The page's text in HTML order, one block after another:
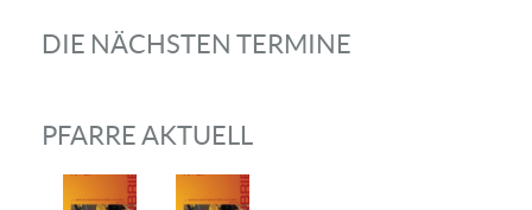
DIE NÄCHSTEN TERMINE
PFARRE AKTUELL